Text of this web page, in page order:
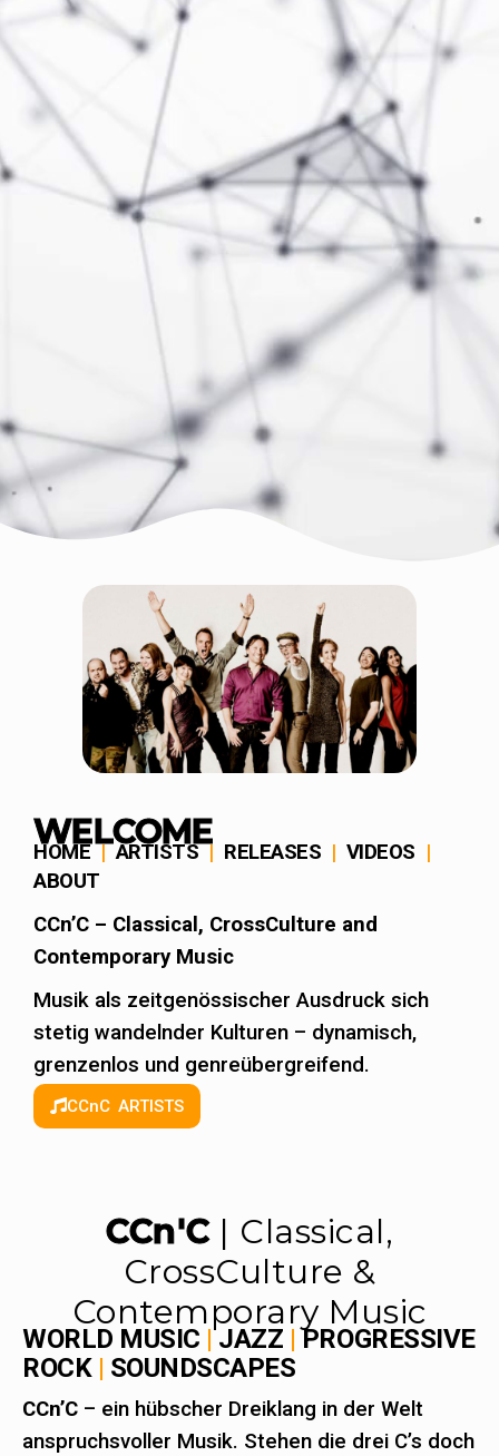
WELCOME
HOME | ARTISTS | RELEASES | VIDEOS |
ABOUT
CCn’C – Classical, CrossCulture and
Contemporary Music
Musik als zeitgenössischer Ausdruck sich
stetig wandelnder Kulturen – dynamisch,
grenzenlos und genreübergreifend.
CCnC ARTISTS
CCn'C| Classical,
CrossCulture &
Contemporary Music
WORLD MUSIC |JAZZ |PROGRESSIVE
ROCK | SOUNDSCAPES
CCn’C – ein hübscher Dreiklang in der Welt
anspruchsvoller Musik. Stehen die drei C’s doch